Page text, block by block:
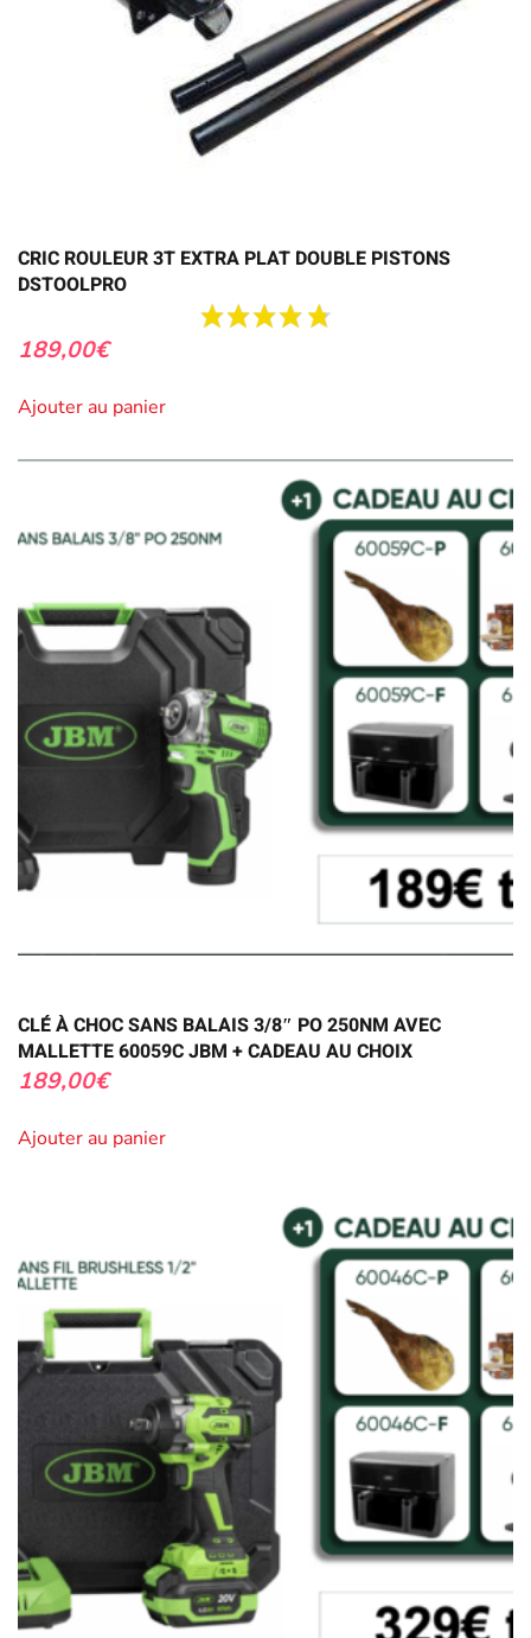
CRIC ROULEUR 3T EXTRA PLAT DOUBLE PISTONS
DSTOOLPRO
189,00€
Ajouter au panier
CLÉ À CHOC SANS BALAIS 3/8″ PO 250NM AVEC
MALLETTE 60059C JBM + CADEAU AU CHOIX
189,00€
Ajouter au panier